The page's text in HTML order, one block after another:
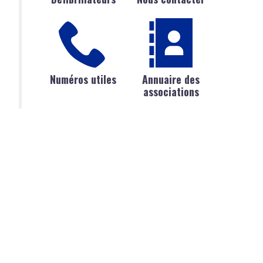
Numéros utiles
Annuaire des
associations